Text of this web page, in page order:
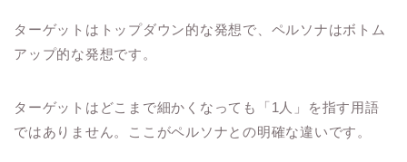
ターゲットはトップダウン的な発想で、ペルソナはボトム
アップ的な発想です。
ターゲットはどこまで細かくなっても「1人」を指す用語
ではありません。ここがペルソナとの明確な違いです。